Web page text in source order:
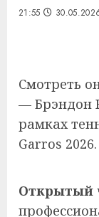
21:55
Смотреть
— Брэндон
рамках
Garros
Открытый